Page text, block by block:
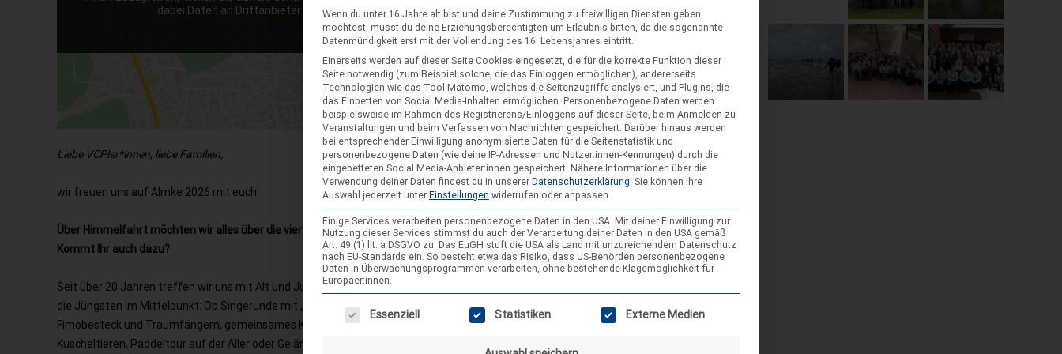
dabei Daten an Drittanbieter weitergegeben werden.
Mehr Informationen
Erforderlichen Service akzeptieren
und Inhalte entsperren
Liebe VCPler*innen, liebe Familien,
wir freuen uns auf Almke 2026 mit euch!
Über Himmelfahrt möchten wir alles über die vier Elemente lernen.
Kommt Ihr auch dazu?
Seit über 20 Jahren treffen wir uns mit Alt und Jung auf dem Familien-Zeltlager in der Nähe von Wolfsburg. An vier Tagen stehen bei uns
die Jüngsten im Mittelpunkt: Ob Singerunde mit „Die Affen rasen durch den Wald“, Schatzsuche im Wald, kreative Workshops mit
Fimobesteck und Traumfängern, gemeinsames Kartoffelschälen und Gemüseschnippeln in der Lagerküche, Vorlesejurte mit
Kuscheltieren, Paddeltour auf der Aller oder Geländespiel auf dem Zeltplatz, hier sind alle Generationen am Start. Wenn Du Lust hast, Teil
Wenn du unter 16 Jahre alt bist und deine Zustimmung zu freiwilligen Diensten geben
möchtest, musst du deine Erziehungsberechtigten um Erlaubnis bitten, da die sogenannte
Datenmündigkeit erst mit der Vollendung des 16. Lebensjahres eintritt.
Einerseits werden auf dieser Seite Cookies eingesetzt, die für die korrekte Funktion dieser
Seite notwendig (zum Beispiel solche, die das Einloggen ermöglichen), andererseits
Technologien wie das Tool Matomo, welches die Seitenzugriffe analysiert, und Plugins, die
das Einbetten von Social Media-Inhalten ermöglichen. Personenbezogene Daten werden
beispielsweise im Rahmen des Registrierens/Einloggens auf dieser Seite, beim Anmelden zu
Veranstaltungen und beim Verfassen von Nachrichten gespeichert. Darüber hinaus werden
bei entsprechender Einwilligung anonymisierte Daten für die Seitenstatistik und
personenbezogene Daten (wie deine IP-Adressen und Nutzer:innen-Kennungen) durch die
eingebetteten Social Media-Anbieter:innen gespeichert. Nähere Informationen über die
Verwendung deiner Daten findest du in unserer Datenschutzerklärung Sie können Ihre
Auswahl jederzeit unter Einstellungen widerrufen oder anpassen.
Einige Services verarbeiten personenbezogene Daten in den USA. Mit deiner Einwilligung zur
Nutzung dieser Services stimmst du auch der Verarbeitung deiner Daten in den USA gemäß
Art. 49 (1) lit. a DSGVO zu. Das EuGH stuft die USA als Land mit unzureichendem Datenschutz
nach EU-Standards ein. So besteht etwa das Risiko, dass US-Behörden personenbezogene
Daten in Überwachungsprogrammen verarbeiten, ohne bestehende Klagemöglichkeit für
Europäer:innen.
Es folgt eine Liste der Service-Gruppen, für die eine Einwilligung erteilt werden kann. Die erste Service-Gruppe ist essenziell und kann nicht
Essenziell Statistiken Externe Medien